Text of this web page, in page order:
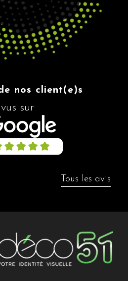
nos client(e)s
vus sur
Tous les avis